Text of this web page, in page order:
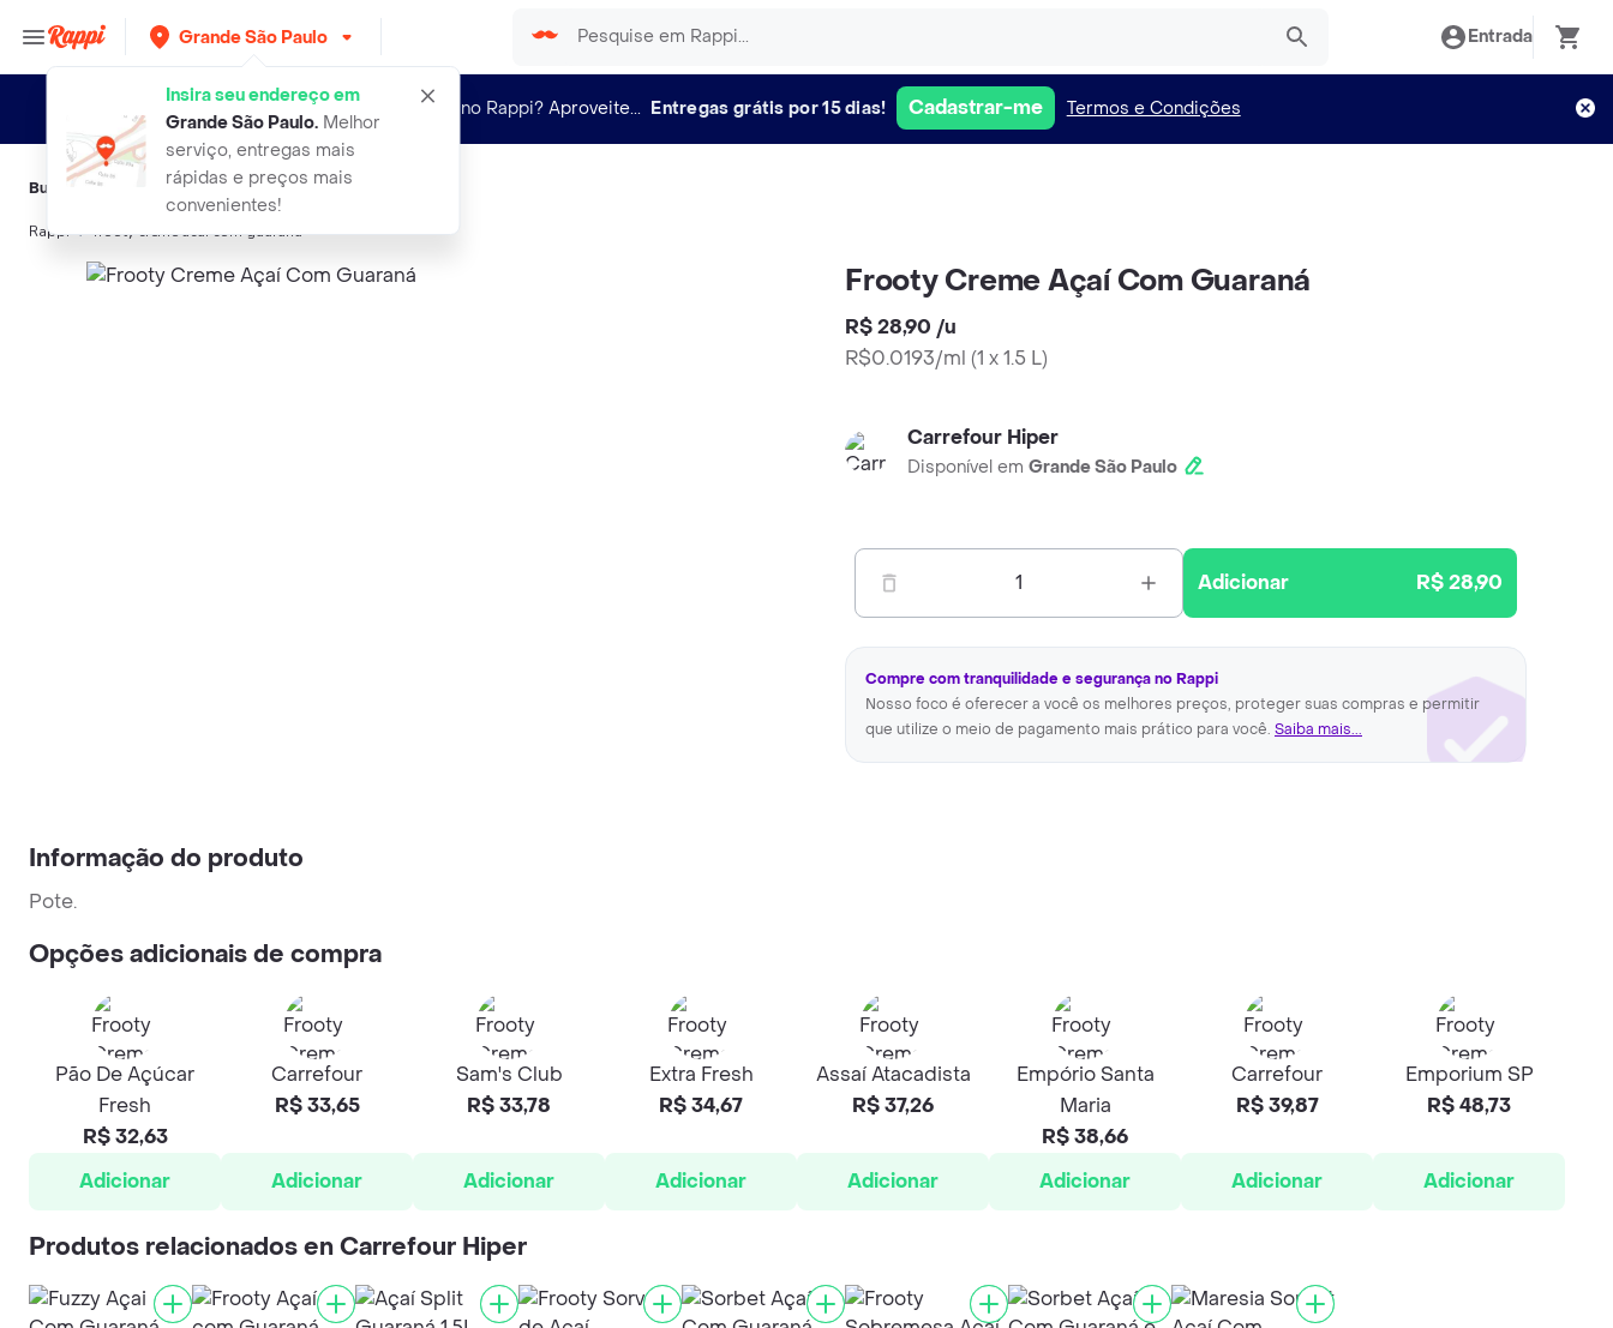
Grande São Paulo
Insira seu endereço em
Grande São Paulo.Melhor
serviço, entregas mais
rápidas e preços mais
convenientes!
Entrada
Novo no Rappi? Aproveite... Entregas grátis por 15 dias! Cadastrar-me Termos e Condições
Buscas relacionadas:Sorvetes,Fuzzy,Frooty,
Rappi frooty creme acai com guarana
Frooty Creme Açaí Com Guaraná
R$ 28,90 /u
R$0.0193/ml (1 x 1.5 L)
Carrefour Hiper
Disponível em Grande São Paulo
1 Adicionar R$ 28,90
Compre com tranquilidade e segurança no Rappi
Nosso foco é oferecer a você os melhores preços, proteger suas compras e permitir
que utilize o meio de pagamento mais prático para você. Saiba mais...
Informação do produto
Pote.
Opções adicionais de compra
Pão De Açúcar
Fresh
R$ 32,63
Adicionar
Carrefour
R$ 33,65
Adicionar
Sam's Club
R$ 33,78
Adicionar
Extra Fresh
R$ 34,67
Adicionar
Assaí Atacadista
R$ 37,26
Adicionar
Empório Santa
Maria
R$ 38,66
Adicionar
Carrefour
R$ 39,87
Adicionar
Emporium SP
R$ 48,73
Adicionar
Produtos relacionados en Carrefour Hiper